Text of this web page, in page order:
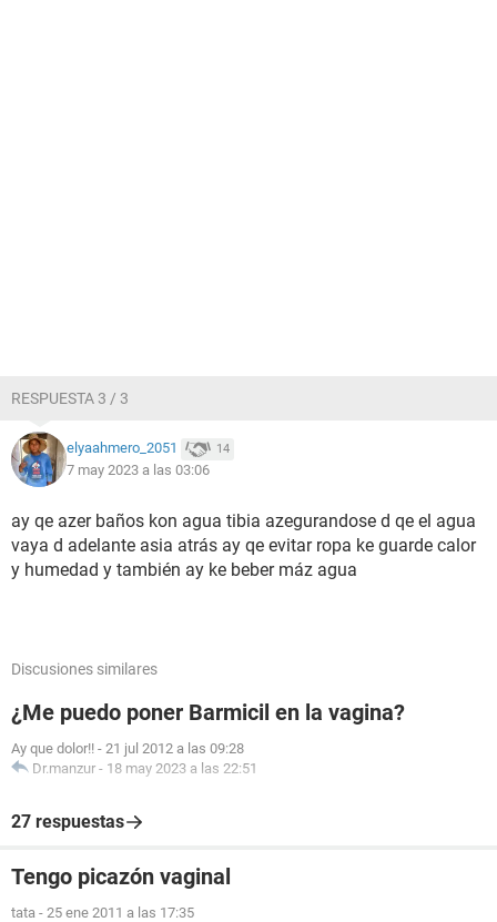
RESPUESTA 3 / 3
elyaahmero_2051 14
7 may 2023 a las 03:06
ay qe azer baños kon agua tibia azegurandose d qe el agua
vaya d adelante asia atrás ay qe evitar ropa ke guarde calor
y humedad y también ay ke beber máz agua
Discusiones similares
¿Me puedo poner Barmicil en la vagina?
Ay que dolor!! - 21 jul 2012 a las 09:28
Dr.manzur - 18 may 2023 a las 22:51
27 respuestas
Tengo picazón vaginal
tata - 25 ene 2011 a las 17:35